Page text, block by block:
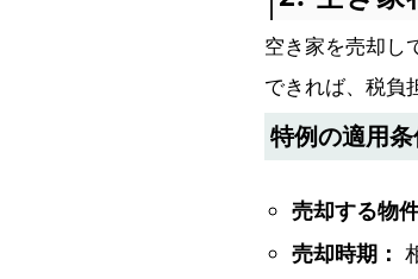
空き家を売却し
できれば、税負
特例の適用条
売却する物
売却時期：